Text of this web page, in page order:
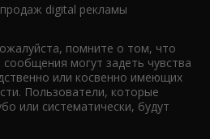
digital рекламы
помните о том, что
могут задеть чувства
или косвенно имеющих
Пользователи, которые
или систематически, будут